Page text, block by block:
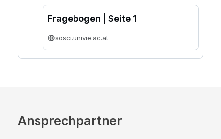
Fragebogen | Seite 1
sosci.univie.ac.at
Ansprechpartner